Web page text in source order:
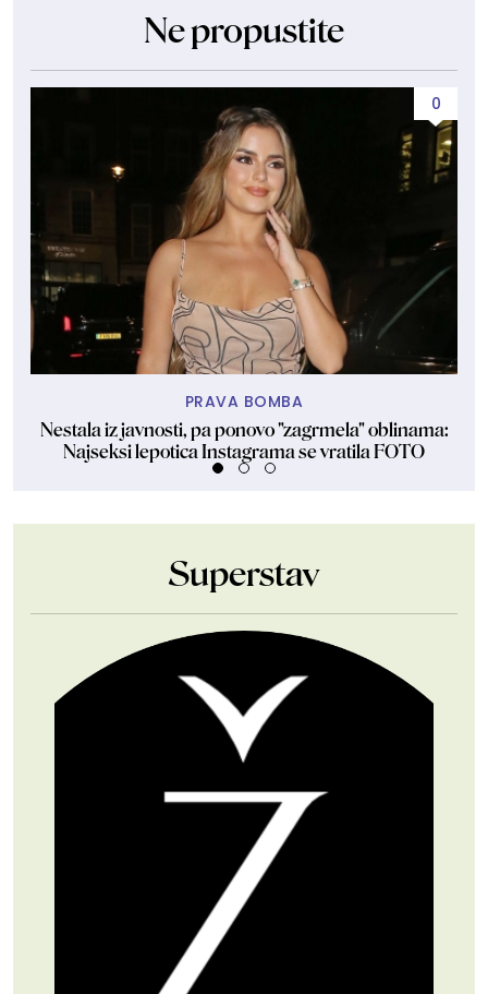
Ne propustite
0
PRAVA BOMBA
Nestala iz javnosti, pa ponovo "zagrmela" oblinama:
Najseksi lepotica Instagrama se vratila FOTO
Superstav